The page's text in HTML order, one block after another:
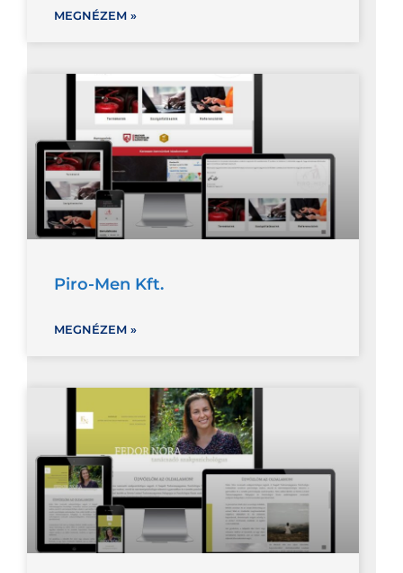
MEGNÉZEM »
Piro-Men Kft.
MEGNÉZEM »